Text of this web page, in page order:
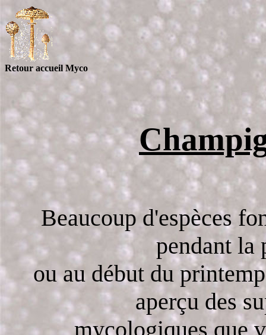
Retour accueil Myco
Beaucoup d'espèces
pendant la
ou au début du
aperçu des
mycologiques que